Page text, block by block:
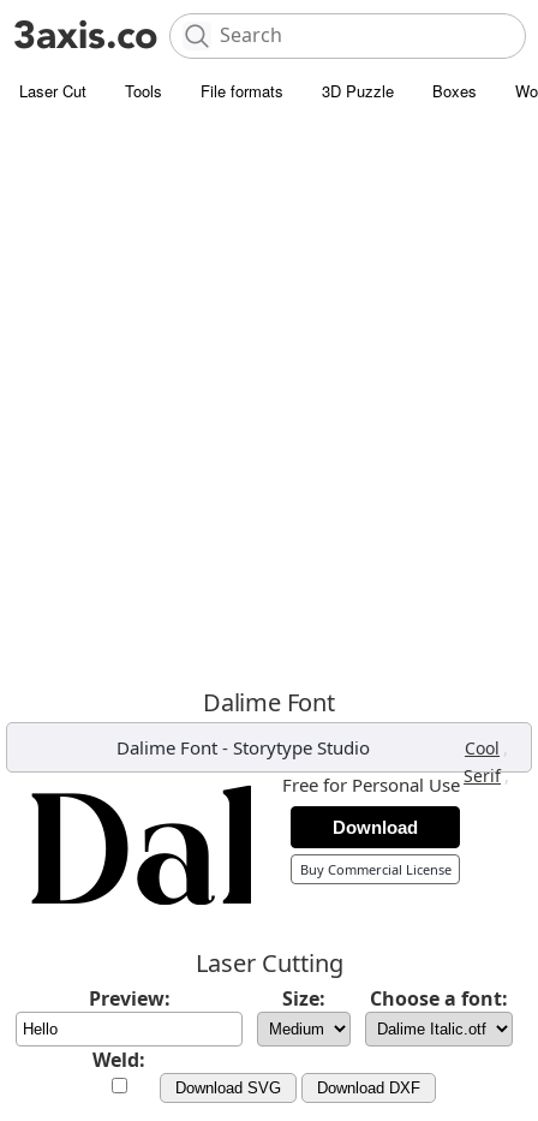
Laser Cut Tools File formats 3D Puzzle Boxes
Dalime Font
Dalime Font- Storytype Studio Cool ,
Serif,
Free for Personal Use
Download
Buy Commercial License
Laser Cutting
Preview: Size: Choose a font:
Weld:
Download SVG Download DXF